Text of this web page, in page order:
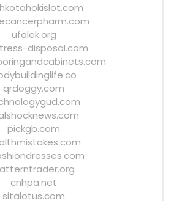
ufalek.org
disposal.com
qrdoggy.com
pickgb.com
cnhpa.net
sitalotus.com